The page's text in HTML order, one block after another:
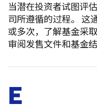
当潜在投资者试图评
司所遵循的过程。 这
或多次，了解基金采
审阅发售文件和基金结
E